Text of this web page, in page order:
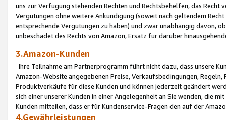
uns zur Verfügung stehenden Rechten und Rechtsbehelfen, das
Vergütungen ohne weitere Ankündigung (soweit nach geltendem
entsprechende Vergütungen zu haben) und zwar unabhängig davon,
unbeschadet des Rechts von Amazon, Ersatz für darüber
3.Amazon-Kunden
Ihre Teilnahme am Partnerprogramm führt nicht dazu, dass unsere
Amazon-Website angegebenen Preise, Verkaufsbedingungen,
Produktverkäufe für diese Kunden und können jederzeit geändert
sich einer unserer Kunden in einer Angelegenheit an Sie wenden, die
Kunden mitteilen, dass er für Kundenservice-Fragen den auf der
4.Gewährleistungen